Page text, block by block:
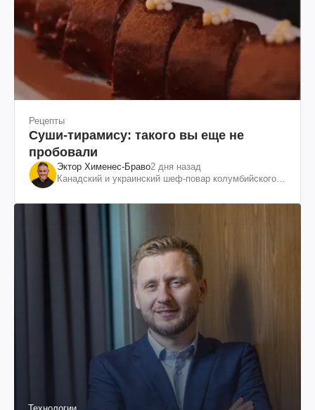
Рецепты
Суши-тирамису: такого вы еще не
пробовали
Эктор Хименес-Браво2 дня назад
Канадский и украинский шеф-повар колумбийского